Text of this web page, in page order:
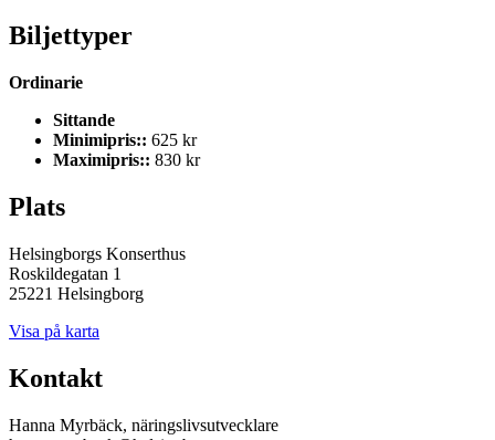
Biljettyper
Ordinarie
Sittande
Minimipris:: 625 kr
Maximipris:: 830 kr
Plats
Helsingborgs Konserthus
Roskildegatan 1
25221 Helsingborg
Visa på karta
Kontakt
Hanna Myrbäck, näringslivsutvecklare